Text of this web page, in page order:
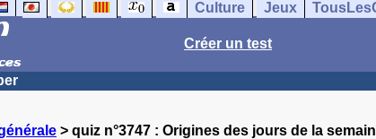
Culture Jeux
Créer un test
> quiz n°3747 : Origines des jours de la